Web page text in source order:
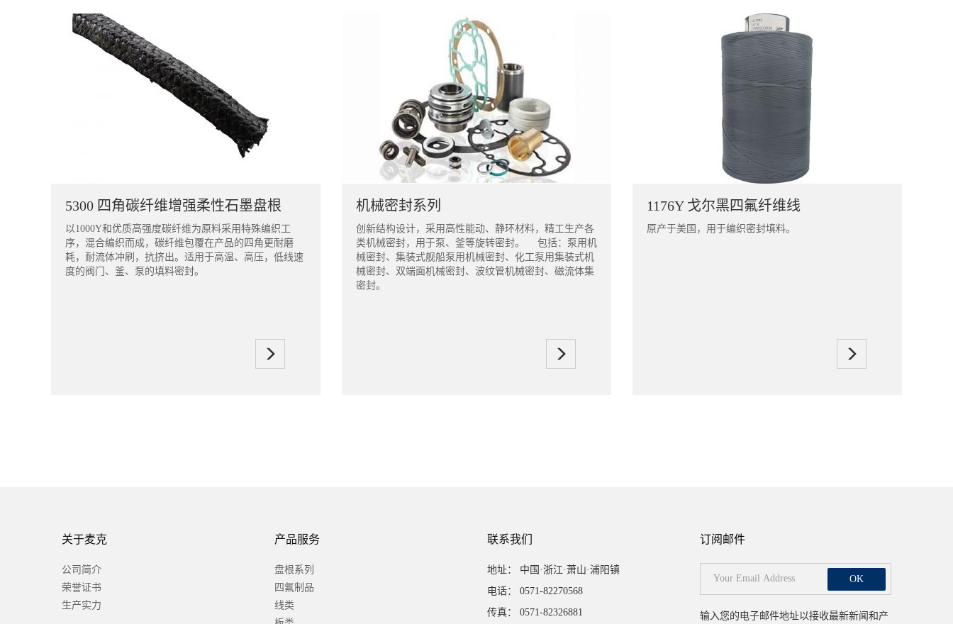
5300 四角碳纤维增强柔性石墨盘根
以1000Y和优质高强度碳纤维为原料采用特殊编织工
序，混合编织而成，碳纤维包覆在产品的四角更耐磨
耗，耐流体冲刷，抗挤出。适用于高温、高压，低线速
度的阀门、釜、泵的填料密封。
机械密封系列
创新结构设计，采用高性能动、静环材料，精工生产各
类机械密封，用于泵、釜等旋转密封。 包括：泵用机
械密封、集装式舰船泵用机械密封、化工泵用集装式机
械密封、双端面机械密封、波纹管机械密封、磁流体集
密封。
1176Y 戈尔黑四氟纤维线
原产于美国，用于编织密封填料。
关于麦克
公司简介
荣誉证书
生产实力
产品服务
盘根系列
四氟制品
线类
联系我们
地址： 中国·浙江·萧山·浦阳镇
电话： 0571-82270568
传真： 0571-82326881
订阅邮件
OK
输入您的电子邮件地址以接收最新新闻和产